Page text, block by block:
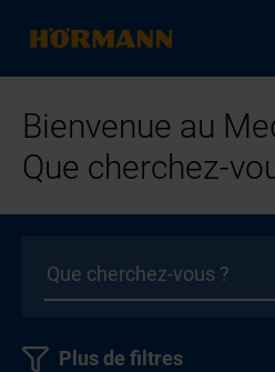
Bienvenue au
Que cherchez-
Plus de filtres